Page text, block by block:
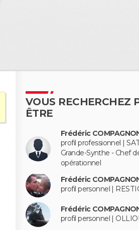
VOUS RECHERCHEZ
ÊTRE
Frédéric
profil professionnel |
Grande-Synthe - Chef
opérationnel
Frédéric
profil personnel |
Frédéric
profil personnel |